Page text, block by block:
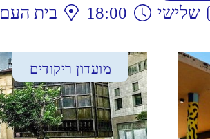
שלישי 18:00 בית העם
מועדון ריקודים